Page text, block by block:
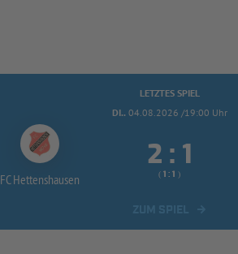
LETZTES SPIEL
DI.. 04.08.2026 /19:00 Uhr
FC Hettenshausen
 : 
(  :  )